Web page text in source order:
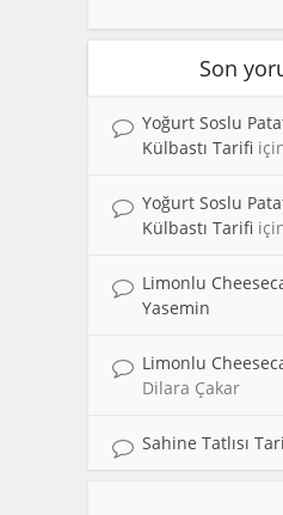
Son
Yoğurt Soslu
Külbastı Tarifi
Yoğurt Soslu
Külbastı Tarifi
Limonlu
Yasemin
Limonlu
Dilara Çakar
Sahine Tatlısı